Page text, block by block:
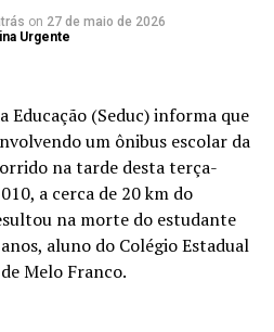
on 27 de maio de 2026
Urgente
Educação (Seduc) informa que
um ônibus escolar da
na tarde desta terça-
a cerca de 20 km do
na morte do estudante
aluno do Colégio Estadual
Melo Franco.